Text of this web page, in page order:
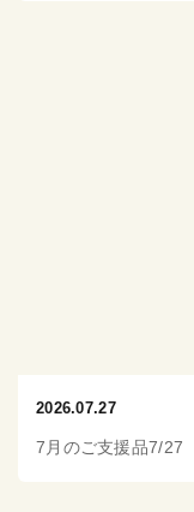
2026.07.27
7月のご支援品7/27